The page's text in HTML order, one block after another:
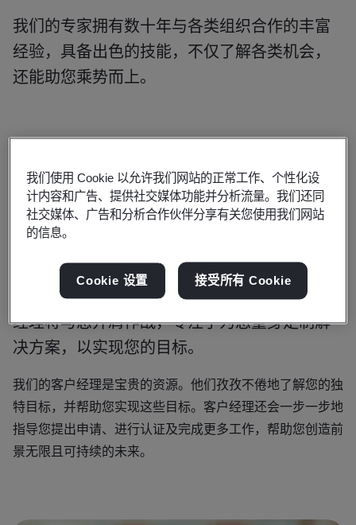
我们的专家拥有数十年与各类组织合作的丰富
经验，具备出色的技能，不仅了解各类机会，
还能助您乘势而上。
我们聘用最优秀的人才，并不断培训我
们的专家，以加快创新和获得机遇的步
如果您与我们合作改进您的组织，我们的客户
经理将与您并肩作战，专注于为您量身定制解
决方案，以实现您的目标。
我们的客户经理是宝贵的资源。他们孜孜不倦地了解您的独
特目标，并帮助您实现这些目标。客户经理还会一步一步地
指导您提出申请、进行认证及完成更多工作，帮助您创造前
景无限且可持续的未来。
我们使用 Cookie 以允许我们网站的正常工作、个性化设
计内容和广告、提供社交媒体功能并分析流量。我们还同
社交媒体、广告和分析合作伙伴分享有关您使用我们网站
的信息。
Cookie 设置 接受所有 Cookie